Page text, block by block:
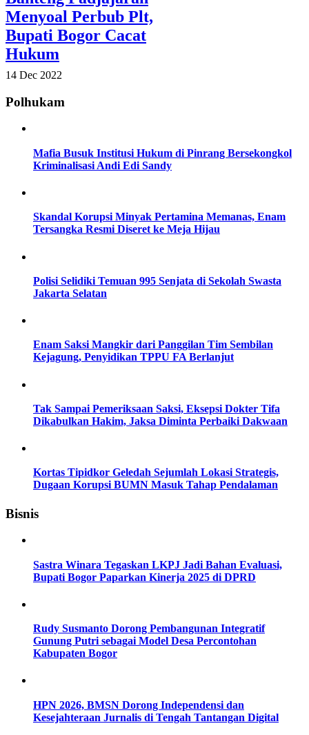
Menyoal Perbub Plt,
Bupati Bogor Cacat
Hukum
14 Dec 2022
Polhukam
Mafia Busuk Institusi Hukum di Pinrang Bersekongkol
Kriminalisasi Andi Edi Sandy
Skandal Korupsi Minyak Pertamina Memanas, Enam
Tersangka Resmi Diseret ke Meja Hijau
Polisi Selidiki Temuan 995 Senjata di Sekolah Swasta
Jakarta Selatan
Enam Saksi Mangkir dari Panggilan Tim Sembilan
Kejagung, Penyidikan TPPU FA Berlanjut
Tak Sampai Pemeriksaan Saksi, Eksepsi Dokter Tifa
Dikabulkan Hakim, Jaksa Diminta Perbaiki Dakwaan
Kortas Tipidkor Geledah Sejumlah Lokasi Strategis,
Dugaan Korupsi BUMN Masuk Tahap Pendalaman
Bisnis
Sastra Winara Tegaskan LKPJ Jadi Bahan Evaluasi,
Bupati Bogor Paparkan Kinerja 2025 di DPRD
Rudy Susmanto Dorong Pembangunan Integratif
Gunung Putri sebagai Model Desa Percontohan
Kabupaten Bogor
HPN 2026, BMSN Dorong Independensi dan
Kesejahteraan Jurnalis di Tengah Tantangan Digital